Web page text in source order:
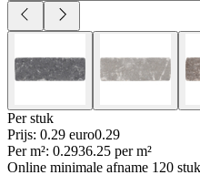
Per stuk
Prijs: 0.29 euro0.29
Per m²: 0.2936.25 per m²
Online minimale afname 120